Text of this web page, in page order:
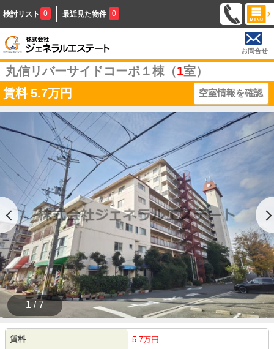
検討リスト 0 最近見た物件 0
お問合せ
丸信リバーサイドコーポ１棟（1室）
賃料 5.7万円 空室情報を確認
1 / 7
賃料 5.7万円